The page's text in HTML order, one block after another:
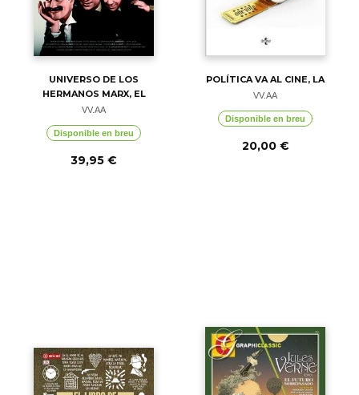
UNIVERSO DE LOS
HERMANOS MARX, EL
VV.AA
Disponible en breu
39,95 €
POLÍTICA VA AL CINE, LA
VV.AA
Disponible en breu
20,00 €